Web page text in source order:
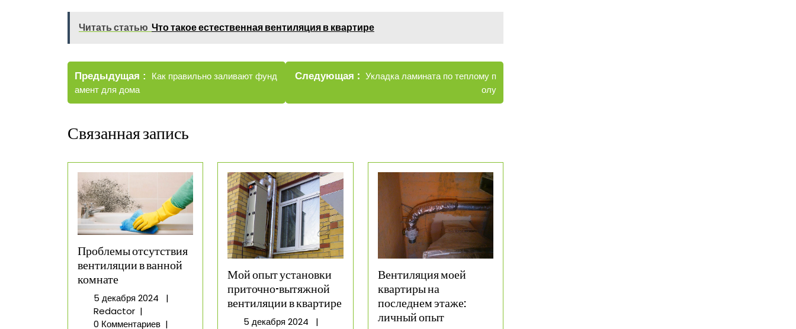
Читать статью Что такое естественная вентиляция в квартире
Навигация
по
записям
Предыдущая
Старые
Как правильно заливают фунд
амент для дома
Следующая
Новые
Укладка ламината по теплому п
олу
Связанная запись
Проблемы отсутствия
вентиляции в ванной
комнате
5 декабря 20245
2024
|
RedactorПроблемы
отсутствия
|
0 Комментариев |
Мой опыт установки
приточно-вытяжной
вентиляции в квартире
5 декабря 2024
|
Вентиляция моей
квартиры на
последнем этаже:
личный опыт